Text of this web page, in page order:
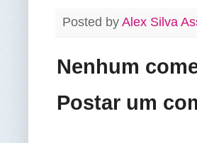
Posted by Alex Silva
Nenhum
Postar um